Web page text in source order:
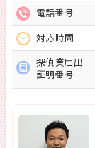
電話番号
対応時間
探偵業届出
証明番号